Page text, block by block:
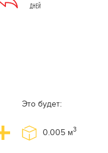
ДНЕЙ
Это будет:
0.005 м3